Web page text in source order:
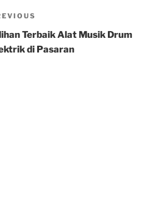
Terbaik Alat Musik Drum
di Pasaran